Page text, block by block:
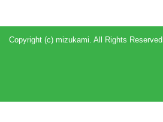
Copyright (c) mizukami. All Rights Reserved.